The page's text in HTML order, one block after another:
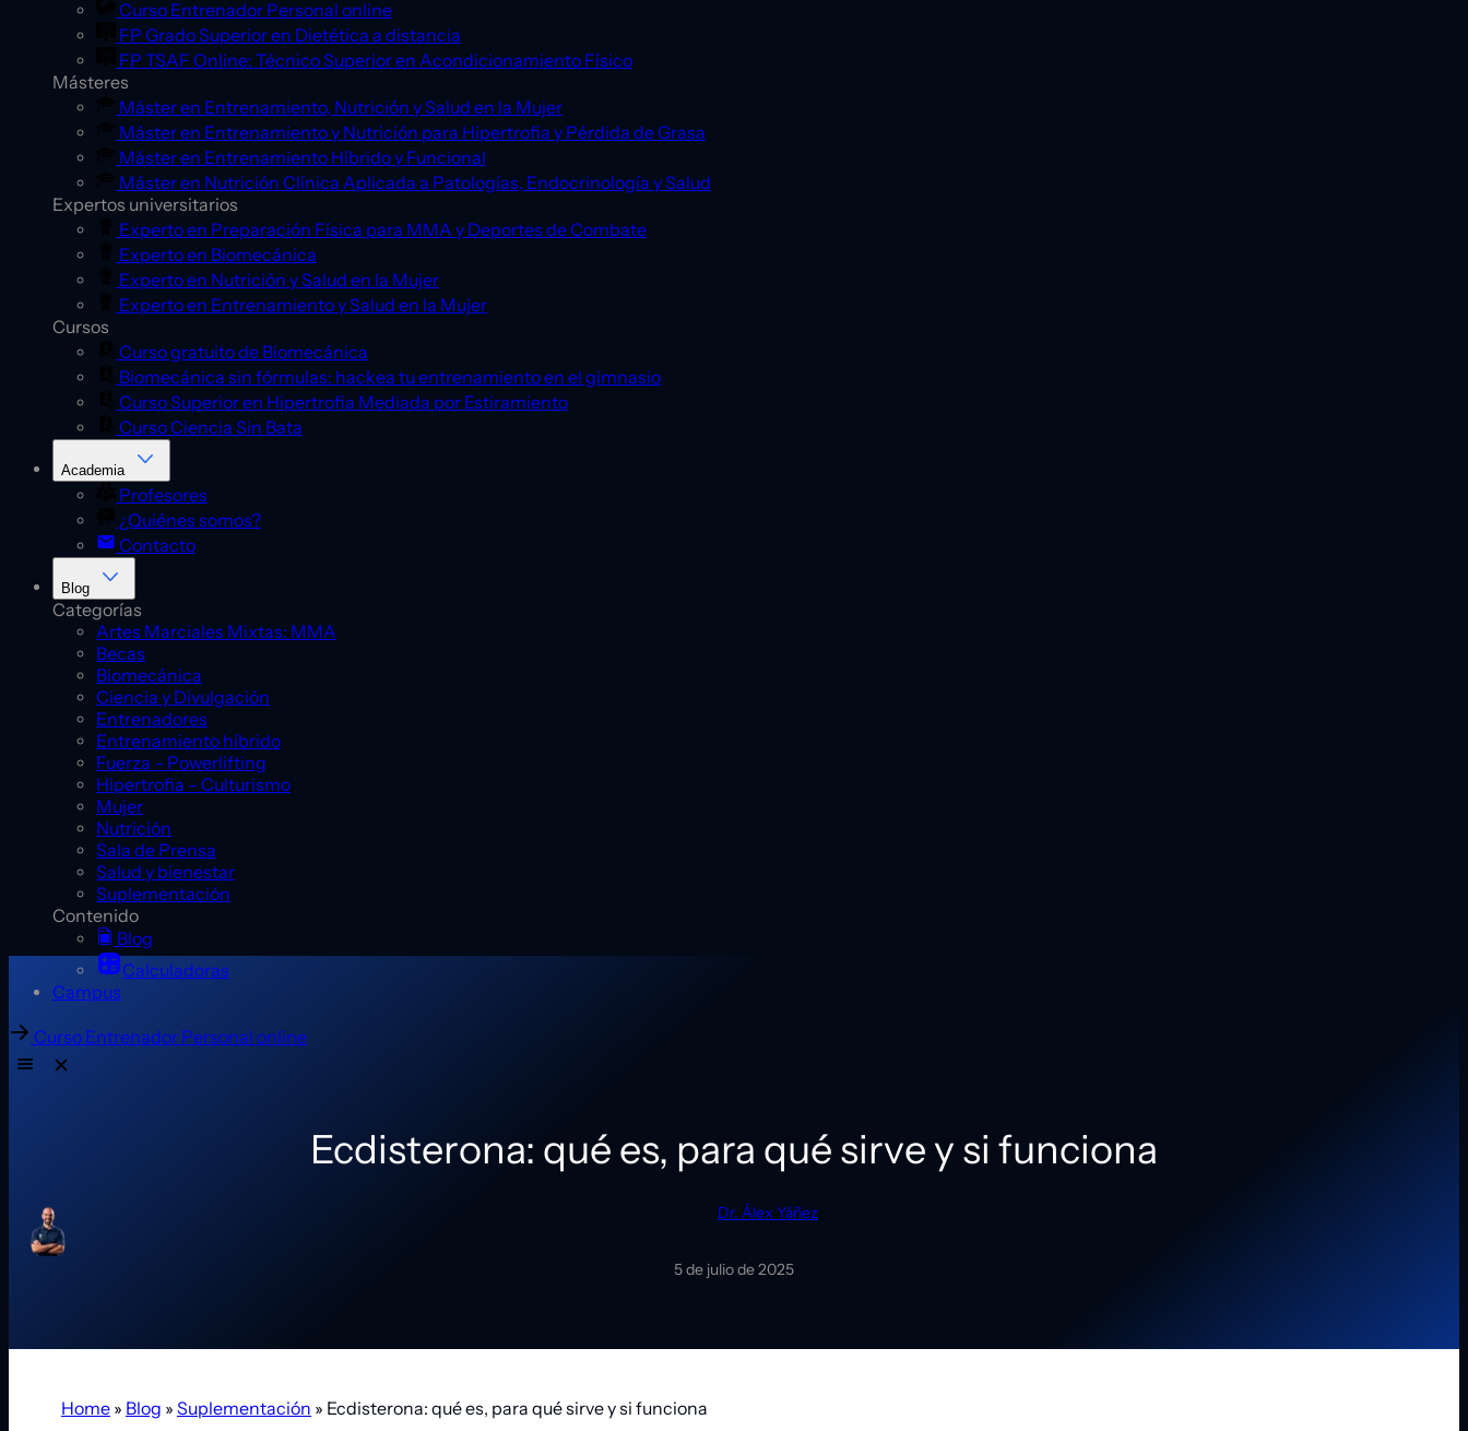
Curso Entrenador Personal online
FP Grado Superior en Dietética a distancia
FP TSAF Online: Técnico Superior en Acondicionamiento Físico
Másteres
Máster en Entrenamiento, Nutrición y Salud en la Mujer
Máster en Entrenamiento y Nutrición para Hipertrofia y Pérdida de Grasa
Máster en Entrenamiento Híbrido y Funcional
Máster en Nutrición Clínica Aplicada a Patologías, Endocrinología y Salud
Expertos universitarios
Experto en Preparación Física para MMA y Deportes de Combate
Experto en Biomecánica
Experto en Nutrición y Salud en la Mujer
Experto en Entrenamiento y Salud en la Mujer
Cursos
Curso gratuito de Biomecánica
Biomecánica sin fórmulas: hackea tu entrenamiento en el gimnasio
Curso Superior en Hipertrofia Mediada por Estiramiento
Curso Ciencia Sin Bata
Academia
Profesores
¿Quiénes somos?
Contacto
Blog
Categorías
Artes Marciales Mixtas: MMA
Becas
Biomecánica
Ciencia y Divulgación
Entrenadores
Entrenamiento híbrido
Fuerza – Powerlifting
Hipertrofia – Culturismo
Mujer
Nutrición
Sala de Prensa
Salud y bienestar
Suplementación
Contenido
Blog
Calculadoras
Campus
Curso Entrenador Personal online
Ecdisterona: qué es, para qué sirve y si funciona
Dr. Álex Yáñez
5 de julio de 2025
Home » Blog » Suplementación » Ecdisterona: qué es, para qué sirve y si funciona